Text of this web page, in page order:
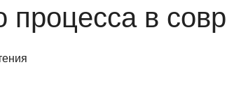
процесса в